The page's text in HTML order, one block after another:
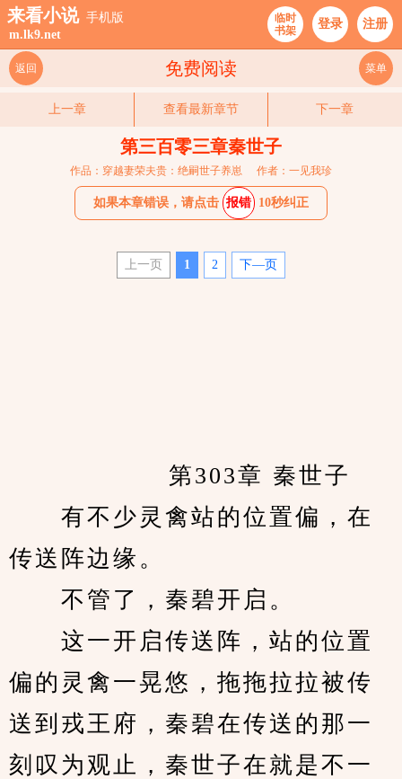
来看小说 手机版
m.lk9.net
临时
书架
登录 注册
免费阅读
返回 菜单
上一章 查看最新章节 下一章
第三百零三章秦世子
作品：穿越妻荣夫贵：绝嗣世子养崽 作者：一见我珍
如果本章错误，请点击 报错 10秒纠正
上一页 1 2 下—页
            　　第303章 秦世子
有不少灵禽站的位置偏，在
传送阵边缘。
不管了，秦碧开启。
这一开启传送阵，站的位置
偏的灵禽一晃悠，拖拖拉拉被传
送到戎王府，秦碧在传送的那一
刻叹为观止，秦世子在就是不一